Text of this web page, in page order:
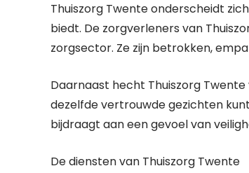
Thuiszorg Twente onderscheidt
biedt. De zorgverleners van
zorgsector. Ze zijn betrokken,
Daarnaast hecht Thuiszorg
dezelfde vertrouwde gezichten
bijdraagt aan een gevoel van
De diensten van Thuiszorg Twente